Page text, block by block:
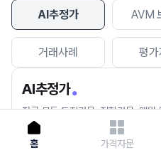
AI추정가 AVM
거래사례 평
AI추정가
전국 모든 토지건물, 집합건물, 매월
세요.
홈 가격자문